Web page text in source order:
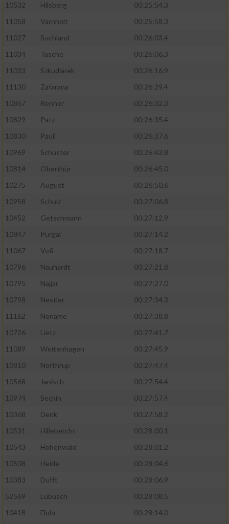
10532
Hilsberg
00:25:54.3
11058
Varnholt
00:25:58.3
11027
Suchland
00:26:03.4
11034
Tasche
00:26:06.3
11033
Szkudlarek
00:26:16.9
11130
Zafarana
00:26:29.4
10867
Renner
00:26:32.3
10829
Patz
00:26:35.4
10830
Pauli
00:26:37.6
10969
Schuster
00:26:43.8
10814
Oberthür
00:26:45.0
10275
August
00:26:50.6
10958
Schulz
00:27:06.8
10452
Getschmann
00:27:12.9
10847
Purgal
00:27:14.2
11067
Voß
00:27:18.7
10796
Nauhardt
00:27:21.8
10795
Najjar
00:27:27.0
10798
Nestler
00:27:34.3
11162
Noname
00:27:38.8
10726
Lietz
00:27:41.7
11089
Weitenhagen
00:27:45.9
10810
Northrup
00:27:47.4
10568
Janisch
00:27:54.4
10974
Seçkin
00:27:57.4
10368
Denk
00:27:58.2
10531
Hillebercht
00:28:00.1
10543
Hohenwald
00:28:01.2
10508
Heide
00:28:04.6
10383
Dufft
00:28:06.9
52569
Lubusch
00:28:08.5
10418
Fluhr
00:28:14.0